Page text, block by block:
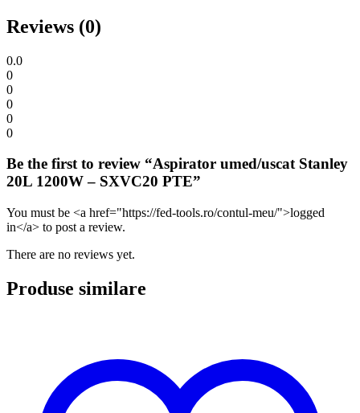
Reviews (0)
0.0
0
0
0
0
0
Be the first to review “Aspirator umed/uscat Stanley
20L 1200W – SXVC20 PTE”
You must be <a href="https://fed-tools.ro/contul-meu/">logged
in</a> to post a review.
There are no reviews yet.
Produse similare